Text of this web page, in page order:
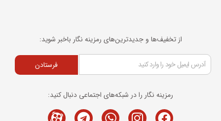
از تخفیف‌ها و جدیدترین‌های رمزینه نگار باخبر شوید:
فرستادن
رمزینه نگار را در شبکه‌های اجتماعی دنبال کنید:
Facebook
Instagram
Whatsapp
Telegram
M-